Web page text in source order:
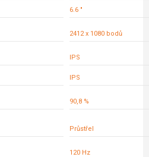
6.6 "
2412 x 1080 bodů
IPS
IPS
90,8 %
Průstřel
120 Hz